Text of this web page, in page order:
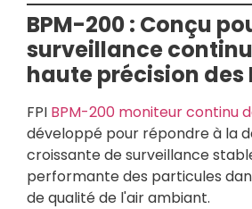
BPM-200 : Conçu
surveillance
haute précision des
FPI BPM-200 moniteur continu
développé pour répondre à la
croissante de surveillance
performante des particules
de qualité de l'air ambiant.